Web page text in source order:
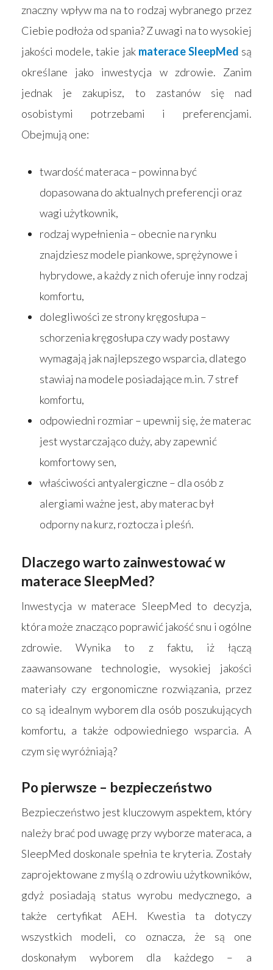
znaczny wpływ ma na to rodzaj wybranego przez
Ciebie podłoża od spania? Z uwagi na to wysokiej
jakości modele, takie jak materace SleepMed są
określane jako inwestycja w zdrowie. Zanim
jednak je zakupisz, to zastanów się nad
osobistymi potrzebami i preferencjami.
Obejmują one:
twardość materaca – powinna być
dopasowana do aktualnych preferencji oraz
wagi użytkownik,
rodzaj wypełnienia – obecnie na rynku
znajdziesz modele piankowe, sprężynowe i
hybrydowe, a każdy z nich oferuje inny rodzaj
komfortu,
dolegliwości ze strony kręgosłupa –
schorzenia kręgosłupa czy wady postawy
wymagają jak najlepszego wsparcia, dlatego
stawiaj na modele posiadające m.in. 7 stref
komfortu,
odpowiedni rozmiar – upewnij się, że materac
jest wystarczająco duży, aby zapewnić
komfortowy sen,
właściwości antyalergiczne – dla osób z
alergiami ważne jest, aby materac był
odporny na kurz, roztocza i pleśń.
Dlaczego warto zainwestować w
materace SleepMed?
Inwestycja w materace SleepMed to decyzja,
która może znacząco poprawić jakość snu i ogólne
zdrowie. Wynika to z faktu, iż łączą
zaawansowane technologie, wysokiej jakości
materiały czy ergonomiczne rozwiązania, przez
co są idealnym wyborem dla osób poszukujących
komfortu, a także odpowiedniego wsparcia. A
czym się wyróżniają?
Po pierwsze – bezpieczeństwo
Bezpieczeństwo jest kluczowym aspektem, który
należy brać pod uwagę przy wyborze materaca, a
SleepMed doskonale spełnia te kryteria. Zostały
zaprojektowane z myślą o zdrowiu użytkowników,
gdyż posiadają status wyrobu medycznego, a
także certyfikat AEH. Kwestia ta dotyczy
wszystkich modeli, co oznacza, że są one
doskonałym wyborem dla każdego – a